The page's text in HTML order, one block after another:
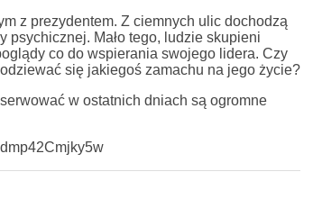
z prezydentem. Z ciemnych ulic dochodzą
psychicznej. Mało tego, ludzie skupieni
co do wspierania swojego lidera. Czy
się jakiegoś zamachu na jego życie?
w ostatnich dniach są ogromne